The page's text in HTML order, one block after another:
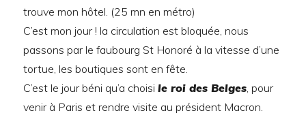
trouve mon hôtel. (25 mn en métro)
C’est mon jour ! la circulation est bloquée, nous
passons par le faubourg St Honoré à la vitesse d’une
tortue, les boutiques sont en fête.
C’est le jour béni qu’a choisile roi des Belges , pour
venir à Paris et rendre visite au président Macron.